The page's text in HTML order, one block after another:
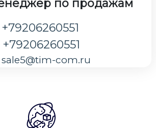
по продажам
+79206260551
+79206260551
sale5@tim-com.ru